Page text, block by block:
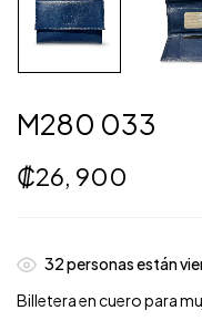
M280 033
₡26, 900
32personas están
Billetera en cuero para